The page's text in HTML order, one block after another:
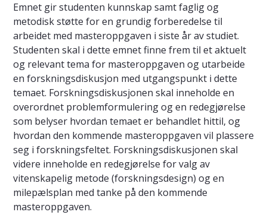
Emnet gir studenten kunnskap samt faglig og
metodisk støtte for en grundig forberedelse til
arbeidet med masteroppgaven i siste år av studiet.
Studenten skal i dette emnet finne frem til et aktuelt
og relevant tema for masteroppgaven og utarbeide
en forskningsdiskusjon med utgangspunkt i dette
temaet. Forskningsdiskusjonen skal inneholde en
overordnet problemformulering og en redegjørelse
som belyser hvordan temaet er behandlet hittil, og
hvordan den kommende masteroppgaven vil plassere
seg i forskningsfeltet. Forskningsdiskusjonen skal
videre inneholde en redegjørelse for valg av
vitenskapelig metode (forskningsdesign) og en
milepælsplan med tanke på den kommende
masteroppgaven.